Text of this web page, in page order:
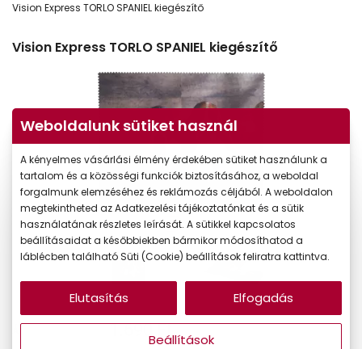
Vision Express TORLO SPANIEL kiegészítő
Vision Express TORLO SPANIEL kiegészítő
1.690 Ft
Weboldalunk sütiket használ
A kényelmes vásárlási élmény érdekében sütiket használunk a
tartalom és a közösségi funkciók biztosításához, a weboldal
forgalmunk elemzéséhez és reklámozás céljából. A weboldalon
megtekintheted az Adatkezelési tájékoztatónkat és a sütik
használatának részletes leírását. A sütikkel kapcsolatos
beállításaidat a későbbiekben bármikor módosíthatod a
láblécben található Süti (Cookie) beállítások feliratra kattintva.
Beállítások
Elutasítás Elfogadás